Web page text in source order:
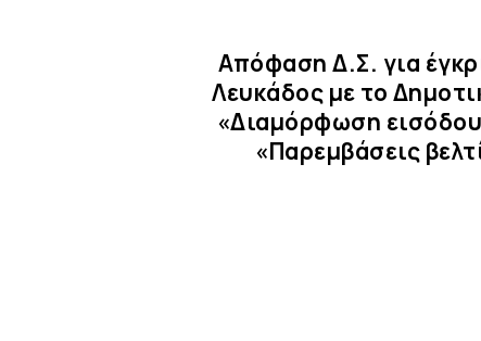
Απόφαση Δ.Σ. για
Λευκάδος με το
«Διαμόρφωση
«Παρεμβάσεις